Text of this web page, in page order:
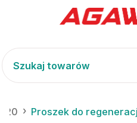
Proszek do